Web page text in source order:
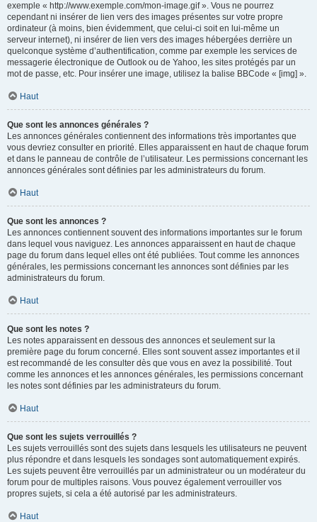
exemple « http://www.exemple.com/mon-image.gif ». Vous ne pourrez
cependant ni insérer de lien vers des images présentes sur votre propre
ordinateur (à moins, bien évidemment, que celui-ci soit en lui-même un
serveur internet), ni insérer de lien vers des images hébergées derrière un
quelconque système d’authentification, comme par exemple les services de
messagerie électronique de Outlook ou de Yahoo, les sites protégés par un
mot de passe, etc. Pour insérer une image, utilisez la balise BBCode « [img] ».
Haut
Que sont les annonces générales ?
Les annonces générales contiennent des informations très importantes que
vous devriez consulter en priorité. Elles apparaissent en haut de chaque forum
et dans le panneau de contrôle de l’utilisateur. Les permissions concernant les
annonces générales sont définies par les administrateurs du forum.
Haut
Que sont les annonces ?
Les annonces contiennent souvent des informations importantes sur le forum
dans lequel vous naviguez. Les annonces apparaissent en haut de chaque
page du forum dans lequel elles ont été publiées. Tout comme les annonces
générales, les permissions concernant les annonces sont définies par les
administrateurs du forum.
Haut
Que sont les notes ?
Les notes apparaissent en dessous des annonces et seulement sur la
première page du forum concerné. Elles sont souvent assez importantes et il
est recommandé de les consulter dès que vous en avez la possibilité. Tout
comme les annonces et les annonces générales, les permissions concernant
les notes sont définies par les administrateurs du forum.
Haut
Que sont les sujets verrouillés ?
Les sujets verrouillés sont des sujets dans lesquels les utilisateurs ne peuvent
plus répondre et dans lesquels les sondages sont automatiquement expirés.
Les sujets peuvent être verrouillés par un administrateur ou un modérateur du
forum pour de multiples raisons. Vous pouvez également verrouiller vos
propres sujets, si cela a été autorisé par les administrateurs.
Haut